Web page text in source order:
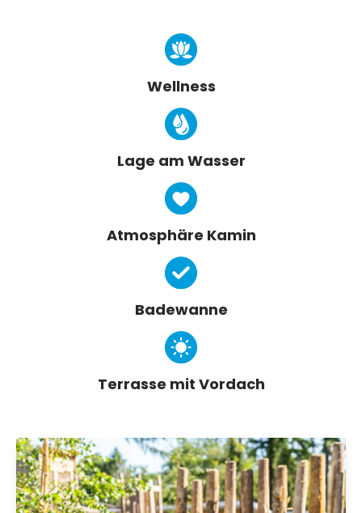
Wellness
Lage am Wasser
Atmosphäre Kamin
Badewanne
Terrasse mit Vordach